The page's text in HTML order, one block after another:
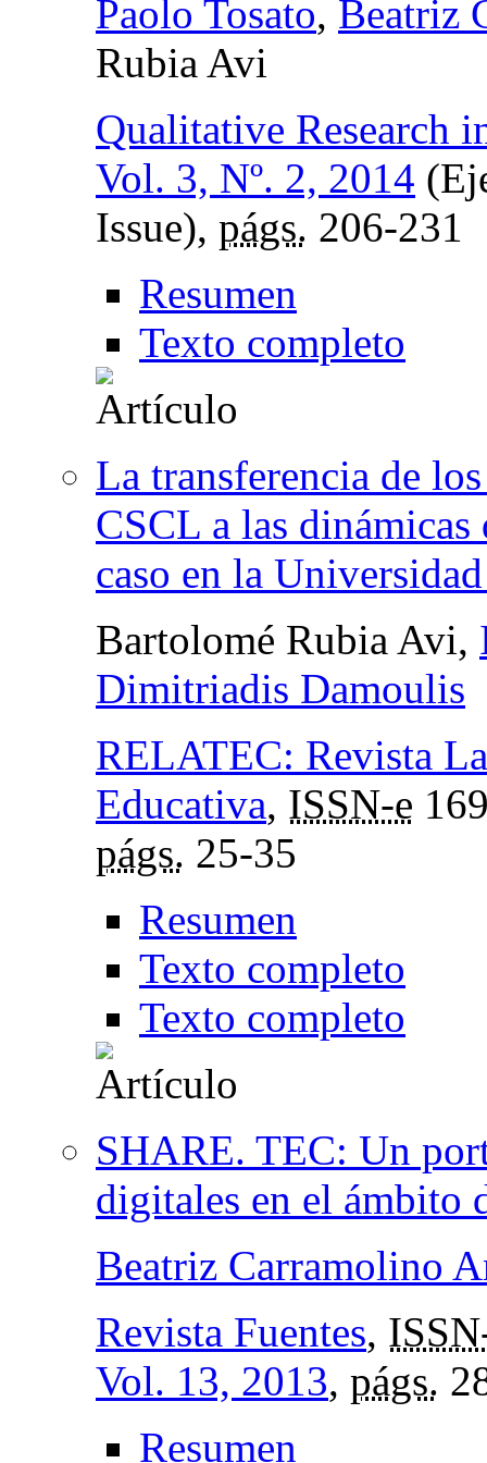
Paolo Tosato, Beatriz
Rubia Avi
Qualitative Research
Vol. 3, Nº. 2, 2014
Issue), págs. 206-231
Resumen
Texto completo
La transferencia de
CSCL a las
caso en la
Bartolomé Rubia Avi,
Dimitriadis Damoulis
RELATEC: Revista
Educativa, ISSN-e
págs. 25-35
Resumen
Texto completo
Texto completo
SHARE. TEC: Un
digitales en el ámbito
Beatriz Carramolino
Revista Fuentes,
Vol. 13, 2013, págs.
Resumen